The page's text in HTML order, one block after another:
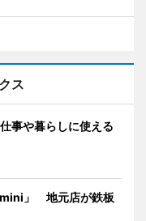
ス
事や暮らしに使える
mini」 地元店が鉄板